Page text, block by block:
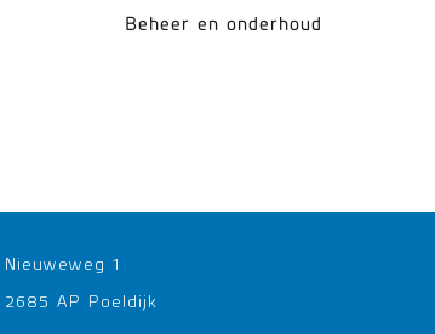
Beheer en onderhoud
Nieuweweg 1
2685 AP Poeldijk